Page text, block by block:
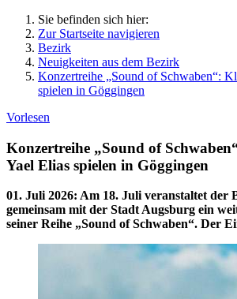
Sie befinden sich hier:
Zur Startseite navigieren
Bezirk
Neuigkeiten aus dem Bezirk
Konzertreihe „Sound of Schwaben“:
spielen in Göggingen
Vorlesen
Konzertreihe „Sound of
Yael Elias spielen in Göggingen
01. Juli 2026: Am 18. Juli veranstaltet der
gemeinsam mit der Stadt Augsburg ein
seiner Reihe „Sound of Schwaben“. Der